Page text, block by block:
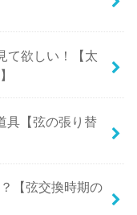
て欲しい！【太
具【弦の張り替
【弦交換時期の